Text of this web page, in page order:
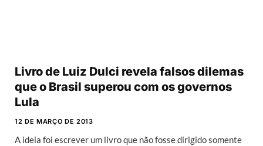
Livro de Luiz Dulci revela falsos dilemas
que o Brasil superou com os governos
Lula
12 DE MARÇO DE 2013
A ideia foi escrever um livro que não fosse dirigido somente